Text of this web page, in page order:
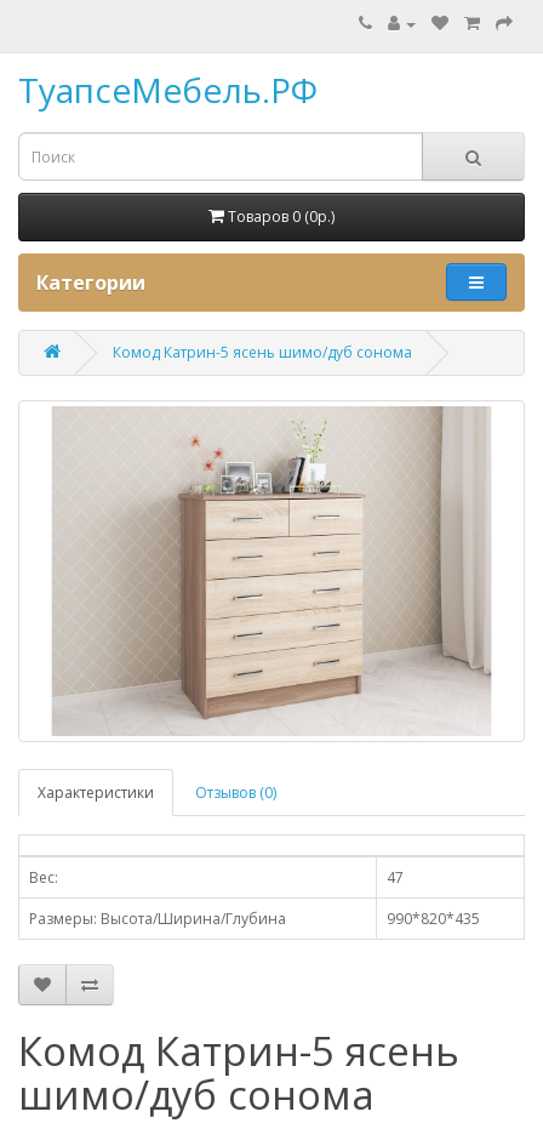
ТуапсеМебель.РФ
Товаров 0 (0p.)
Категории
Комод Катрин-5 ясень шимо/дуб сонома
Характеристики Отзывов (0)
Вес:
47
Размеры: Высота/Ширина/Глубина
990*820*435
Комод Катрин-5 ясень
шимо/дуб сонома